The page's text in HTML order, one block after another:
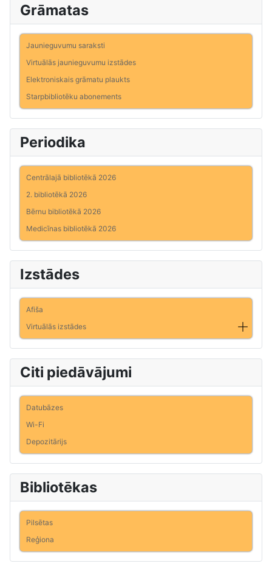
Grāmatas
Jaunieguvumu saraksti
Virtuālās jaunieguvumu izstādes
Elektroniskais grāmatu plaukts
Starpbibliotēku abonements
Periodika
Centrālajā bibliotēkā 2026
2. bibliotēkā 2026
Bērnu bibliotēkā 2026
Medicīnas bibliotēkā 2026
Izstādes
Afiša
Virtuālās izstādes
Citi piedāvājumi
Datubāzes
Wi-Fi
Depozitārijs
Bibliotēkas
Pilsētas
Reģiona